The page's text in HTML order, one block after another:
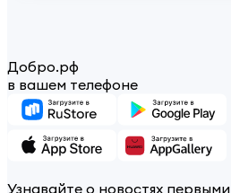
Добро.рф
в вашем телефоне
Узнавайте о новостях первыми